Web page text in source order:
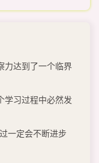
力达到了一个临界
学习过程中必然发
一定会不断进步